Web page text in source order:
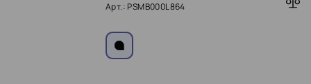
Арт.: PSMB000L864